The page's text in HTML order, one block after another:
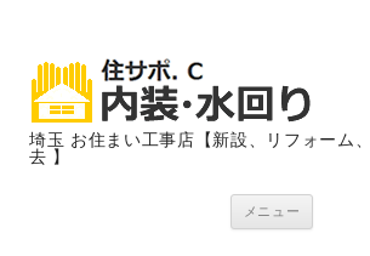
埼玉 お住まい工事店【新設、リフォーム
去 】
メニュー